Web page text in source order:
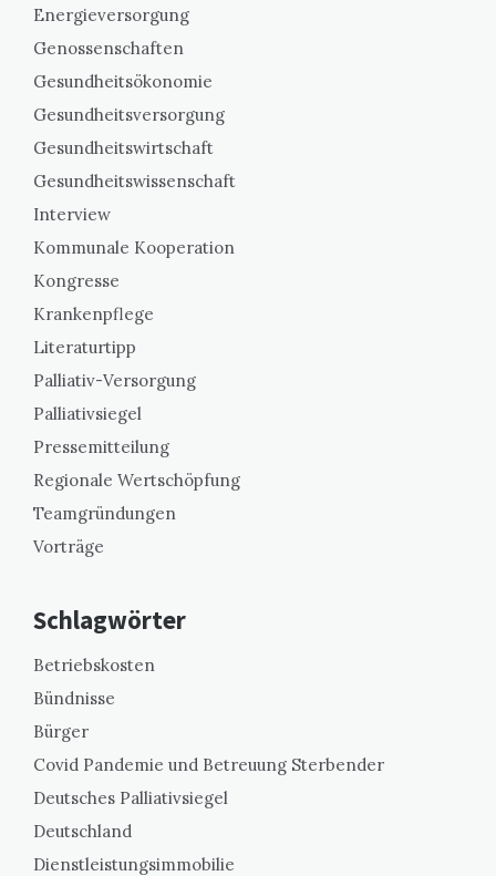
Energieversorgung
Genossenschaften
Gesundheitsökonomie
Gesundheitsversorgung
Gesundheitswirtschaft
Gesundheitswissenschaft
Interview
Kommunale Kooperation
Kongresse
Krankenpflege
Literaturtipp
Palliativ-Versorgung
Palliativsiegel
Pressemitteilung
Regionale Wertschöpfung
Teamgründungen
Vorträge
Schlagwörter
Betriebskosten
Bündnisse
Bürger
Covid Pandemie und Betreuung Sterbender
Deutsches Palliativsiegel
Deutschland
Dienstleistungsimmobilie